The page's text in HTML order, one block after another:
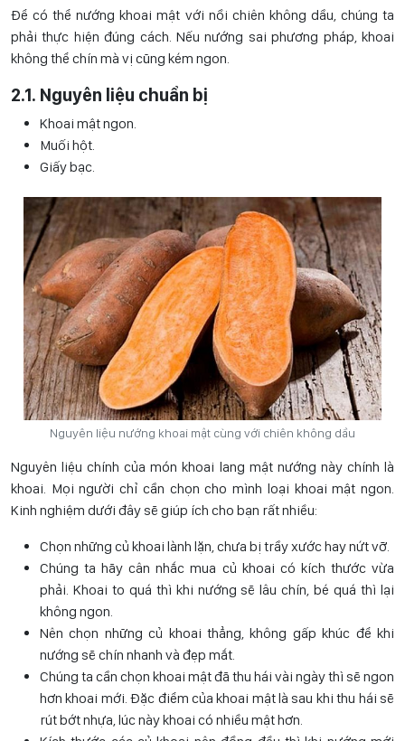
Để có thểnướng khoai mật với nồi chiên không dầu, chúng ta
phải thực hiện đúng cách. Nếu nướng sai phương pháp, khoai
không thể chín mà vị cũng kém ngon.
2.1. Nguyên liệu chuẩn bị
Khoai mật ngon.
Muối hột.
Giấy bạc.
Nguyên liệu nướng khoai mật cùng với chiên không dầu
Nguyên liệu chính của món khoai lang mật nướng này chính là
khoai. Mọi người chỉ cần chọn cho mình loại khoai mật ngon.
Kinh nghiệm dưới đây sẽ giúp ích cho bạn rất nhiều:
Chọn những củ khoai lành lặn, chưa bị trầy xước hay nứt vỡ.
Chúng ta hãy cân nhắc mua củ khoai có kích thước vừa
phải. Khoai to quá thì khi nướng sẽ lâu chín, bé quá thì lại
không ngon.
Nên chọn những củ khoai thẳng, không gấp khúc để khi
nướng sẽ chín nhanh và đẹp mắt.
Chúng ta cần chọn khoai mật đã thu hái vài ngày thì sẽ ngon
hơn khoai mới. Đặc điểm của khoai mật là sau khi thu hái sẽ
rút bớt nhựa, lúc này khoai có nhiều mật hơn.